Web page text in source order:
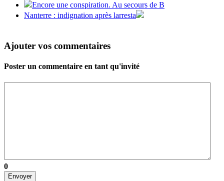
Encore une conspiration. Au secours de B
Nanterre : indignation après larresta
Ajouter vos commentaires
Poster un commentaire en tant qu'invité
0
Envoyer